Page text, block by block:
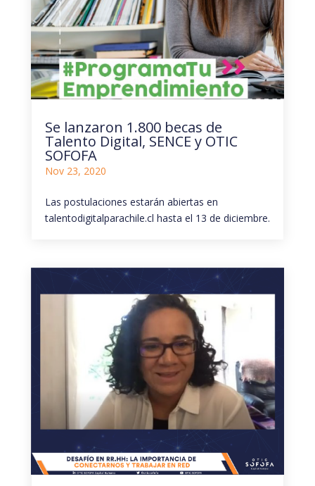
Se lanzaron 1.800 becas de
Talento Digital, SENCE y OTIC
SOFOFA
Nov 23, 2020
Las postulaciones estarán abiertas en
talentodigitalparachile.cl hasta el 13 de diciembre.